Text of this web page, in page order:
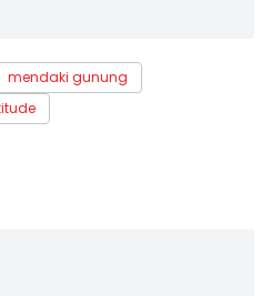
mendaki gunung